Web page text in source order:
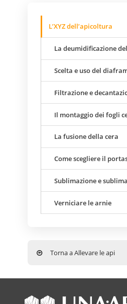
L’XYZ dell’apicoltura
La deumidificazione
Scelta e uso del
Filtrazione e
Il montaggio dei fogli
La fusione della cera
Come scegliere il
Sublimazione e
Verniciare le arnie
Torna a Allevare le api